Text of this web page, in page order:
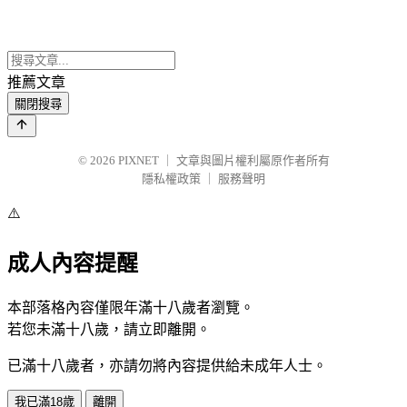
推薦文章
關閉搜尋
© 2026 PIXNET
文章與圖片權利屬原作者所有
隱私權政策
服務聲明
⚠️
成人內容提醒
本部落格內容僅限年滿十八歲者瀏覽。
若您未滿十八歲，請立即離開。
已滿十八歲者，亦請勿將內容提供給未成年人士。
我已滿18歲 離開